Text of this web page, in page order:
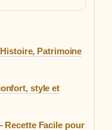
Patrimoine
style et
Recette Facile pour